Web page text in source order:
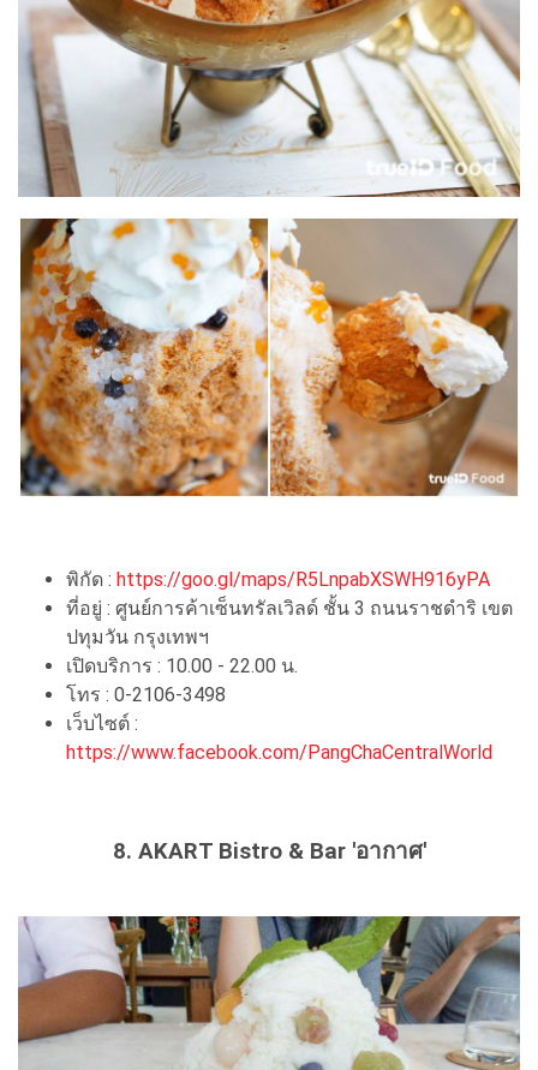
พิกัด : https://goo.gl/maps/R5LnpabXSWH916yPA
ที่อยู่ : ศูนย์การค้าเซ็นทรัลเวิลด์ ชั้น 3 ถนนราชดำริ เขต
ปทุมวัน กรุงเทพฯ
เปิดบริการ : 10.00 - 22.00 น.
โทร : 0-2106-3498
เว็บไซต์ :
https://www.facebook.com/PangChaCentralWorld
8. AKART Bistro & Bar 'อากาศ'